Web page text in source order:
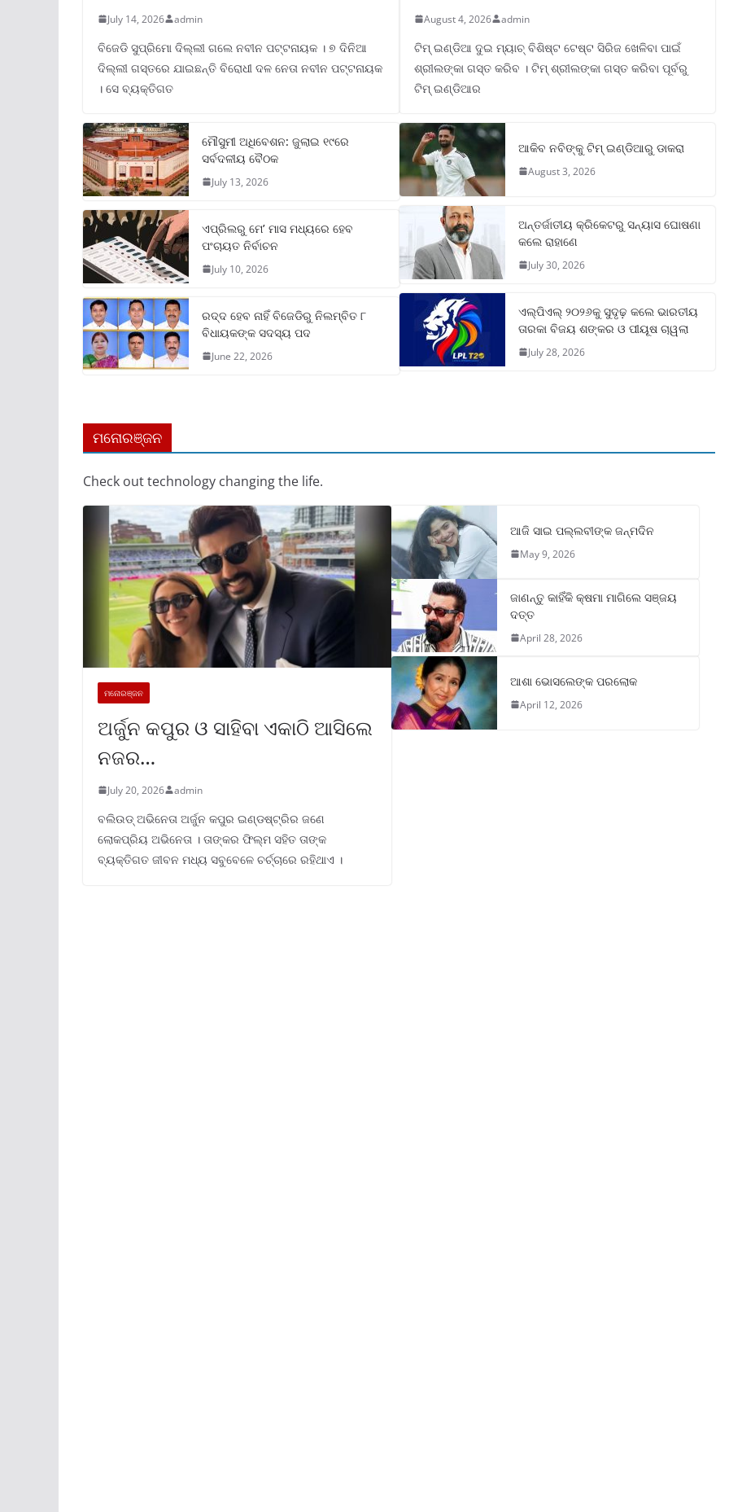
July 14, 2026 admin
ବିଜେଡି ସୁପ୍ରିମୋ ଦିଲ୍ଲୀ ଗଲେ ନବୀନ ପଟ୍ଟନାୟକ । ୭ ଦିନିଆ
ଦିଲ୍ଲୀ ଗସ୍ତରେ ଯାଇଛନ୍ତି ବିରୋଧୀ ଦଳ ନେତା ନବୀନ ପଟ୍ଟନାୟକ
। ସେ ବ୍ୟକ୍ତିଗତ
ମୌସୁମୀ ଅଧିବେଶନ: ଜୁଲାଇ ୧୯ରେ
ସର୍ବଦଳୀୟ ବୈଠକ
July 13, 2026
ଏପ୍ରିଲରୁ ମେ’ ମାସ ମଧ୍ୟରେ ହେବ
ପଂଚାୟତ ନିର୍ବାଚନ
July 10, 2026
ରଦ୍ଦ ହେବ ନାହିଁ ବିଜେଡିରୁ ନିଲମ୍ବିତ ୮
ବିଧାୟକଙ୍କ ସଦସ୍ୟ ପଦ
June 22, 2026
August 4, 2026 admin
ଟିମ୍ ଇଣ୍ଡିଆ ଦୁଇ ମ୍ୟାଚ୍ ବିଶିଷ୍ଟ ଟେଷ୍ଟ ସିରିଜ ଖେଳିବା ପାଇଁ
ଶ୍ରୀଲଙ୍କା ଗସ୍ତ କରିବ । ଟିମ୍ ଶ୍ରୀଲଙ୍କା ଗସ୍ତ କରିବା ପୂର୍ବରୁ
ଟିମ୍ ଇଣ୍ଡିଆର
ଆକିବ ନବିଙ୍କୁ ଟିମ୍ ଇଣ୍ଡିଆରୁ ଡାକରା
August 3, 2026
ଅନ୍ତର୍ଜାତୀୟ କ୍ରିକେଟରୁ ସନ୍ୟାସ ଘୋଷଣା
କଲେ ରାହାଣେ
July 30, 2026
ଏଲ୍‌ପିଏଲ୍ ୨୦୨୬କୁ ସୁଦୃଢ଼ କଲେ ଭାରତୀୟ
ତାରକା ବିଜୟ ଶଙ୍କର ଓ ପୀୟୂଷ ଚାୱଲା
July 28, 2026
ମନୋରଞ୍ଜନ
Check out technology changing the life.
ମନୋରଞ୍ଜନ
ଅର୍ଜୁନ କପୁର ଓ ସାହିବା ଏକାଠି ଆସିଲେ
ନଜର…
July 20, 2026 admin
ବଲିଉଡ୍ ଅଭିନେତା ଅର୍ଜୁନ କପୁର ଇଣ୍ଡଷ୍ଟ୍ରିର ଜଣେ
ଲୋକପ୍ରିୟ ଅଭିନେତା । ତାଙ୍କର ଫିଲ୍ମ ସହିତ ତାଙ୍କ
ବ୍ୟକ୍ତିଗତ ଜୀବନ ମଧ୍ୟ ସବୁବେଳେ ଚର୍ଚ୍ଚାରେ ରହିଥାଏ ।
ଆଜି ସାଇ ପଲ୍ଲବୀଙ୍କ ଜନ୍ମଦିନ
May 9, 2026
ଜାଣନ୍ତୁ କାହିଁକି କ୍ଷମା ମାଗିଲେ ସଞ୍ଜୟ
ଦତ୍ତ
April 28, 2026
ଆଶା ଭୋସଲେଙ୍କ ପରଲୋକ
April 12, 2026